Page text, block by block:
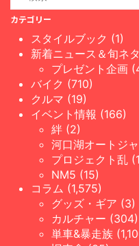
カテゴリー
スタイルブック (1)
新着ニュース＆旬ネ
プレゼント企画
バイク (710)
クルマ (19)
イベント情報 (166)
絆 (2)
河口湖オートジ
プロジェクト乱
NM5 (15)
コラム (1,575)
グッズ・ギア (3)
カルチャー (304)
単車&暴走族